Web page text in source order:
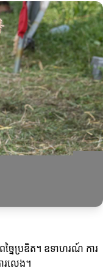
ច្នៃប្រឌិត។ ឧទាហរណ៍ ការ
រលេង។